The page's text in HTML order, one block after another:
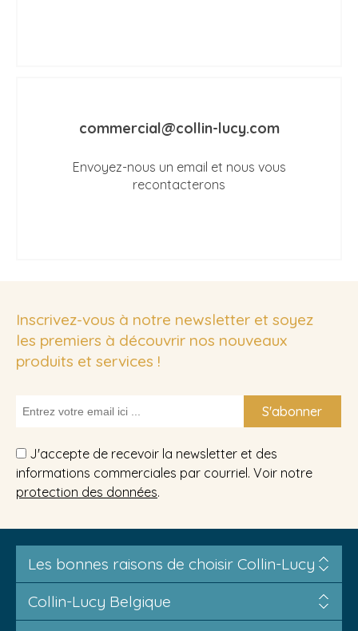
commercial@collin-lucy.com
Envoyez-nous un email et nous vous
recontacterons
Inscrivez-vous à notre newsletter et soyez
les premiers à découvrir nos nouveaux
produits et services !
S'abonner
J'accepte de recevoir la newsletter et des
informations commerciales par courriel. Voir notre
protection des données.
Les bonnes raisons de choisir Collin-Lucy
Collin-Lucy Belgique